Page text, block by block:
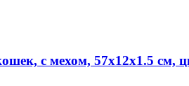
с мехом, 57х12х1.5 см,